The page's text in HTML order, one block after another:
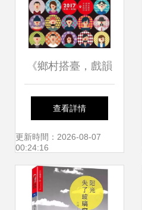
《鄉村搭臺，戲韻
綿長——鄉村戲劇
節觀感》
查看詳情
更新時間：2026-08-07
00:24:16